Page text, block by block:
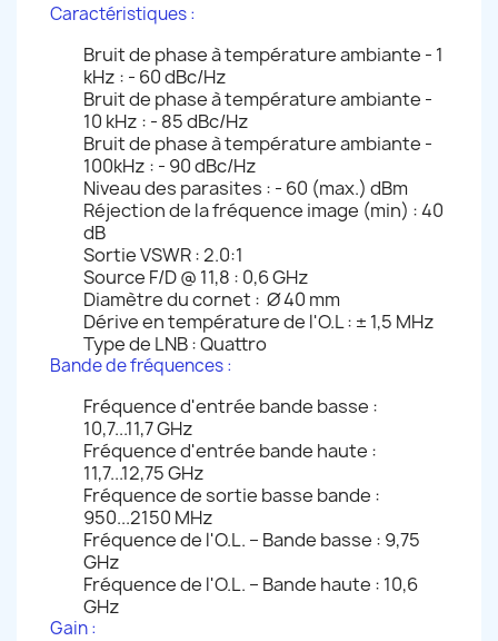
Caractéristiques :
Bruit de phase à température ambiante - 1
kHz : - 60 dBc/Hz
Bruit de phase à température ambiante -
10 kHz : - 85 dBc/Hz
Bruit de phase à température ambiante -
100kHz : - 90 dBc/Hz
Niveau des parasites : - 60 (max.) dBm
Réjection de la fréquence image (min) : 40
dB
Sortie VSWR : 2.0:1
Source F/D @ 11,8 : 0,6 GHz
Diamètre du cornet : Ø 40 mm
Dérive en température de l'O.L : ± 1,5 MHz
Type de LNB : Quattro
Bande de fréquences :
Fréquence d'entrée bande basse :
10,7...11,7 GHz
Fréquence d'entrée bande haute :
11,7...12,75 GHz
Fréquence de sortie basse bande :
950...2150 MHz
Fréquence de l'O.L. – Bande basse : 9,75
GHz
Fréquence de l'O.L. – Bande haute : 10,6
GHz
Gain :